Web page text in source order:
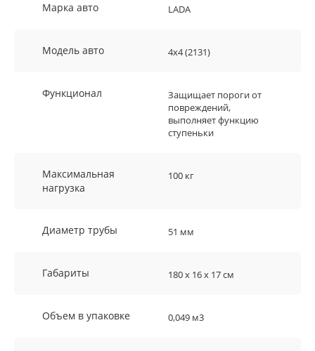
Марка авто LADA
Модель авто 4x4 (2131)
Функционал
Защищает пороги от
повреждений,
выполняет функцию
ступеньки
Максимальная
нагрузка
100 кг
Диаметр трубы 51 мм
Габариты 180 х 16 х 17 см
Объем в упаковке 0,049 м3